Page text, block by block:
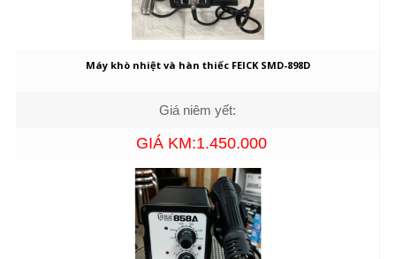
Máy khò nhiệt và hàn thiếc FEICK SMD-898D
Giá niêm yết:
GIÁ KM:1.450.000